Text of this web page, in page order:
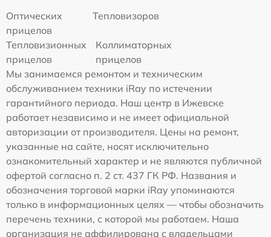
Оптических
прицелов
Тепловизоров
Тепловизионных
прицелов
Коллиматорных
прицелов
Мы занимаемся ремонтом и техническим
обслуживанием техники iRay по истечении
гарантийного периода. Наш центр в Ижевске
работает независимо и не имеет официальной
авторизации от производителя. Цены на ремонт,
указанные на сайте, носят исключительно
ознакомительный характер и не являются публичной
офертой согласно п. 2 ст. 437 ГК РФ. Названия и
обозначения торговой марки iRay упоминаются
только в информационных целях — чтобы обозначить
перечень техники, с которой мы работаем. Наша
организация не аффилирована с владельцами